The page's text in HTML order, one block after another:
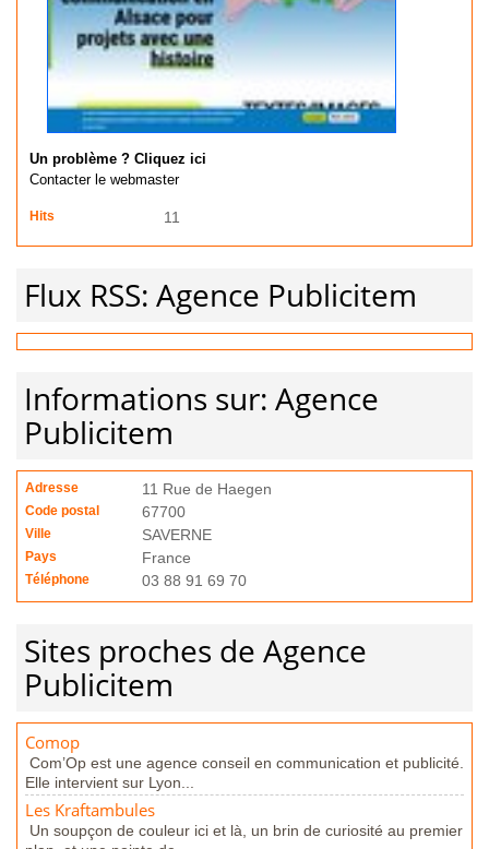
Un problème ? Cliquez ici
Contacter le webmaster
Hits 11
Flux RSS: Agence Publicitem
Informations sur: Agence
Publicitem
Adresse 11 Rue de Haegen
Code postal 67700
Ville SAVERNE
Pays France
Téléphone 03 88 91 69 70
Sites proches de Agence
Publicitem
Comop
Com’Op est une agence conseil en communication et publicité.
Elle intervient sur Lyon...
Les Kraftambules
Un soupçon de couleur ici et là, un brin de curiosité au premier